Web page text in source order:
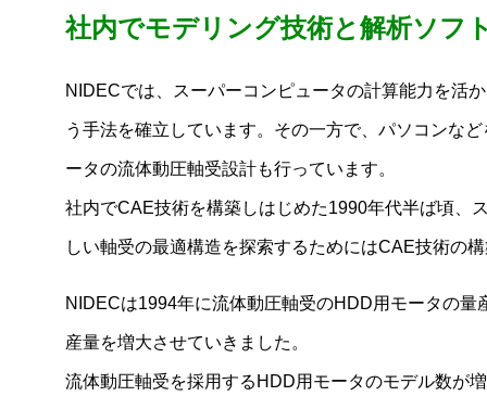
社内でモデリング技術と解析ソフ
NIDECでは、スーパーコンピュータの計算能力を活
う手法を確立しています。その一方で、パソコンな
ータの流体動圧軸受設計も行っています。
社内でCAE技術を構築しはじめた1990年代半ば頃、
しい軸受の最適構造を探索するためにはCAE技術の
NIDECは1994年に流体動圧軸受のHDD用モータの
産量を増大させていきました。
流体動圧軸受を採用するHDD用モータのモデル数が